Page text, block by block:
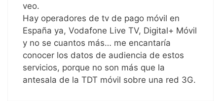
veo.
Hay operadores de tv de pago móvil en
España ya, Vodafone Live TV, Digital+ Móvil
y no se cuantos más… me encantaría
conocer los datos de audiencia de estos
servicios, porque no son más que la
antesala de la TDT móvil sobre una red 3G.